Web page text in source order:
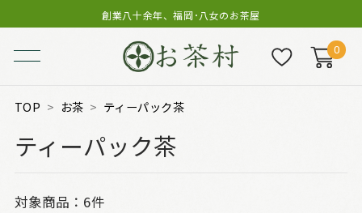
創業八十余年、福岡･八女のお茶屋
0
TOP お茶 ティーパック茶
ティーパック茶
対象商品： 6件